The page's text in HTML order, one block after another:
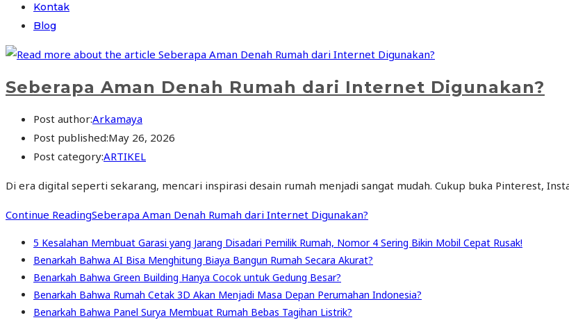
Kontak
Blog
Seberapa Aman Denah Rumah dari Internet Digunakan?
Post author:Arkamaya
Post published:May 26, 2026
Post category:ARTIKEL
Di era digital seperti sekarang, mencari inspirasi desain rumah menjadi sangat mudah. Cukup buka Pinterest,
Continue ReadingSeberapa Aman Denah Rumah dari Internet Digunakan?
5 Kesalahan Membuat Garasi yang Jarang Disadari Pemilik Rumah, Nomor 4 Sering Bikin Mobil Cepat Rusak!
Benarkah Bahwa AI Bisa Menghitung Biaya Bangun Rumah Secara Akurat?
Benarkah Bahwa Green Building Hanya Cocok untuk Gedung Besar?
Benarkah Bahwa Rumah Cetak 3D Akan Menjadi Masa Depan Perumahan Indonesia?
Benarkah Bahwa Panel Surya Membuat Rumah Bebas Tagihan Listrik?